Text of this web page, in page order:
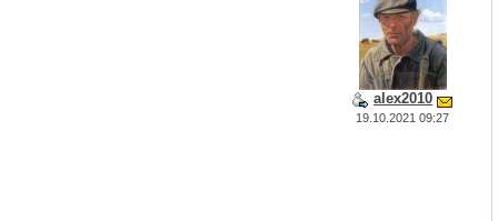
alex2010
19.10.2021 09:27